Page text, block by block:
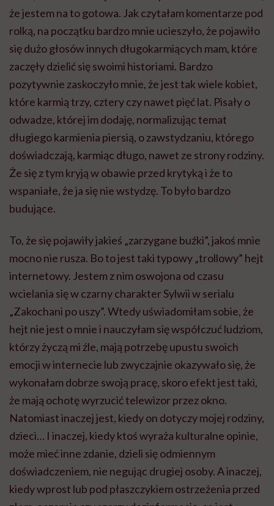
Że się z tym kryją w obawie przed krytyką i że to
wspaniałe, że ja się nie wstydzę. To było bardzo
budujące.
To, że się pojawiły jakieś „zarzygane buźki”, jakoś mnie
mocno nie rusza. Bo to jest taki typowy „trollowy” hejt
internetowy. Jestem z nim oswojona od czasu
wcielania się w czarny charakter Sylwii w serialu
„Zakochani po uszy”. Wtedy uświadomiłam sobie, że
hejt nie jest o mnie i nauczyłam się współczuć ludziom,
którzy życzą mi źle, mają potrzebę upustu swoich
emocji w internecie lub zwyczajnie okazywało się, że
że mają ochotę wyrzucić telewizor przez okno.
Natomiast inaczej jest, kiedy on dotyczy mojej rodziny,
dzieci… I inaczej, kiedy ktoś wyraża kulturalne opinie,
może mieć inne zdanie, dzieli się odmiennym
doświadczeniem, nie negując drugiej osoby. A inaczej,
kiedy wprost lub pod płaszczykiem ostrzeżenia przed
złem, oczernia czy szerzy dezinformację, co jest
szkodliwe. Pojawia się w internecie wielu specjalistów,
którzy „wiedzą lepiej” i oceniają innych, jakby internet
miał przyjąć wszystko.
A jak twoje długie karmienie komentują osoby nie z
sieci, a z twojego otoczenia? Rodzina, znajomi czy
osoby, które np. spotykasz w miejscach
publicznych?